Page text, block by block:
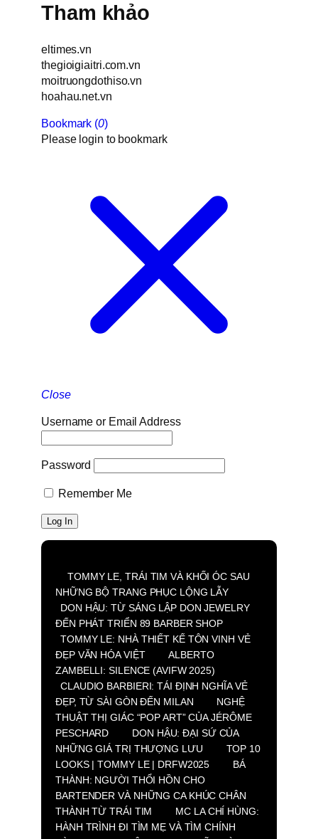
Tham khảo
eltimes.vn
thegioigiaitri.com.vn
moitruongdothiso.vn
hoahau.net.vn
Bookmark (0)
Please login to bookmark
Close
Username or Email Address
Password
Remember Me
TOMMY LE, TRÁI TIM VÀ KHỐI ÓC SAU
NHỮNG BỘ TRANG PHỤC LỘNG LẪY
DON HẬU: TỪ SÁNG LẬP DON JEWELRY
ĐẾN PHÁT TRIỂN 89 BARBER SHOP
TOMMY LE: NHÀ THIẾT KẾ TÔN VINH VẺ
ĐẸP VĂN HÓA VIỆT
ALBERTO
ZAMBELLI: SILENCE (AVIFW 2025)
CLAUDIO BARBIERI: TÁI ĐỊNH NGHĨA VẺ
ĐẸP, TỪ SÀI GÒN ĐẾN MILAN
NGHỆ
THUẬT THỊ GIÁC “POP ART” CỦA JÉRÔME
PESCHARD
DON HẬU: ĐẠI SỨ CỦA
NHỮNG GIÁ TRỊ THƯỢNG LƯU
TOP 10
LOOKS | TOMMY LE | DRFW2025
BÁ
THÀNH: NGƯỜI THỔI HỒN CHO
BARTENDER VÀ NHỮNG CA KHÚC CHÂN
THÀNH TỪ TRÁI TIM
MC LA CHÍ HÙNG:
HÀNH TRÌNH ĐI TÌM MẸ VÀ TÌM CHÍNH